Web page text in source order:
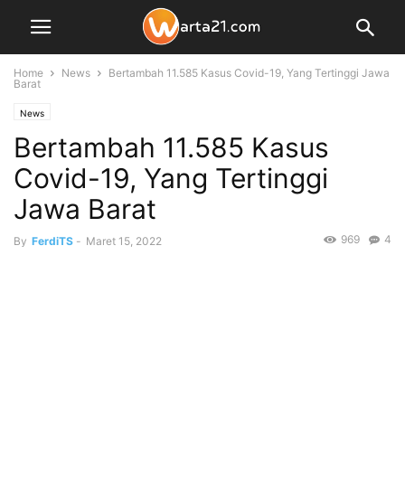
Home News
Bertambah 11.585 Kasus Covid-19, Yang Tertinggi Jawa
Barat
News
Bertambah 11.585 Kasus
Covid-19, Yang Tertinggi
Jawa Barat
By FerdiTS - Maret 15, 2022 4
969